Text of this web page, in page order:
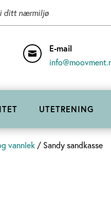
i ditt nærmiljø

E-mail
UTETRENING
vannlek / Sandy sandkasse